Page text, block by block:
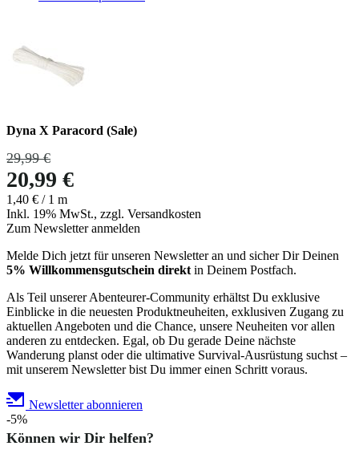
Dyna X Paracord (Sale)
29,99 €
20,99 €
1,40 € / 1 m
Inkl. 19% MwSt., zzgl. Versandkosten
Zum Newsletter anmelden
Melde Dich jetzt für unseren Newsletter an und sicher Dir Deinen
5% Willkommensgutschein direkt in Deinem Postfach.
Als Teil unserer Abenteurer-Community erhältst Du exklusive
Einblicke in die neuesten Produktneuheiten, exklusiven Zugang zu
aktuellen Angeboten und die Chance, unsere Neuheiten vor allen
anderen zu entdecken. Egal, ob Du gerade Deine nächste
Wanderung planst oder die ultimative Survival-Ausrüstung suchst –
mit unserem Newsletter bist Du immer einen Schritt voraus.
Newsletter abonnieren
-5%
Können wir Dir helfen?